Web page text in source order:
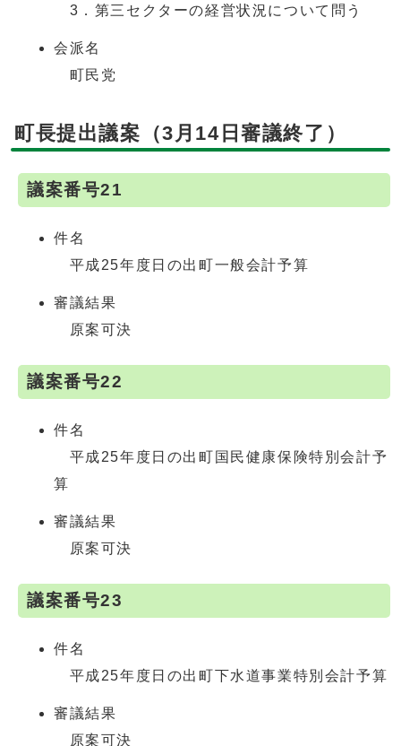
3．第三セクターの経営状況について問う
会派名
町民党
町長提出議案（3月14日審議終了）
議案番号21
件名
平成25年度日の出町一般会計予算
審議結果
原案可決
議案番号22
件名
平成25年度日の出町国民健康保険特別会計予
算
審議結果
原案可決
議案番号23
件名
平成25年度日の出町下水道事業特別会計予算
審議結果
原案可決